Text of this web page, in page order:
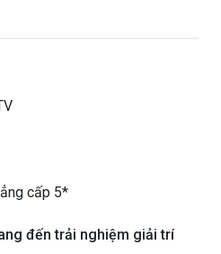
cấp 5*
đến trải nghiệm giải trí